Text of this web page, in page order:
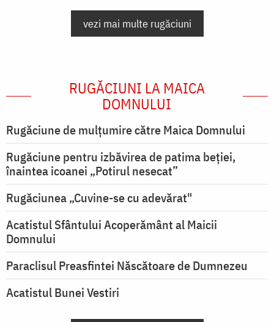
vezi mai multe rugăciuni
RUGĂCIUNI LA MAICA
DOMNULUI
Rugăciune de mulţumire către Maica Domnului
Rugăciune pentru izbăvirea de patima beției,
înaintea icoanei „Potirul nesecat”
Rugăciunea „Cuvine-se cu adevărat"
Acatistul Sfântului Acoperământ al Maicii
Domnului
Paraclisul Preasfintei Născătoare de Dumnezeu
Acatistul Bunei Vestiri